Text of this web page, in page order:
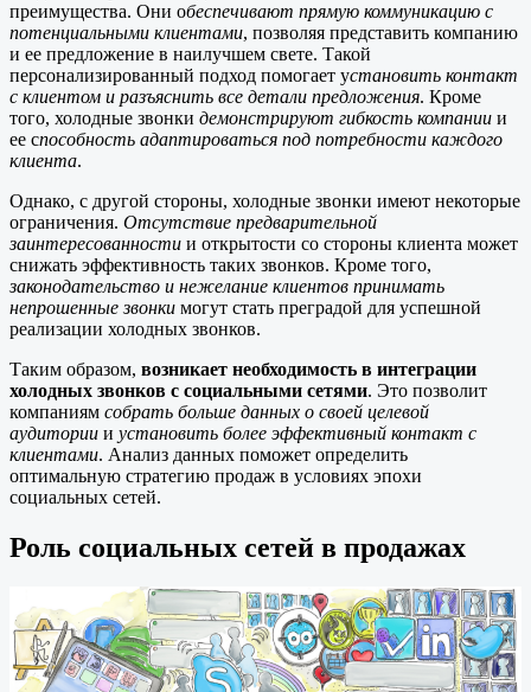
преимущества. Они обеспечивают прямую коммуникацию с
потенциальными клиентами, позволяя представить компанию
и ее предложение в наилучшем свете. Такой
персонализированный подход помогает установить контакт
с клиентом и разъяснить все детали предложения. Кроме
того, холодные звонки демонстрируют гибкость компании и
ее способность адаптироваться под потребности каждого
клиента.
Однако, с другой стороны, холодные звонки имеют некоторые
ограничения. Отсутствие предварительной
заинтересованности и открытости со стороны клиента может
снижать эффективность таких звонков. Кроме того,
законодательство и нежелание клиентов принимать
непрошенные звонки могут стать преградой для успешной
реализации холодных звонков.
Таким образом, возникает необходимость в интеграции
холодных звонков с социальными сетями. Это позволит
компаниям собрать больше данных о своей целевой
аудитории и установить более эффективный контакт с
клиентами. Анализ данных поможет определить
оптимальную стратегию продаж в условиях эпохи
социальных сетей.
Роль социальных сетей в продажах